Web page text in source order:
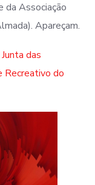
da Associação
Apareçam.
Junta das
Recreativo do